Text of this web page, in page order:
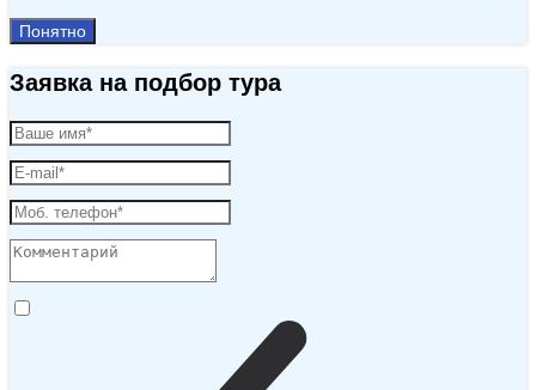
Понятно
Заявка на подбор тура